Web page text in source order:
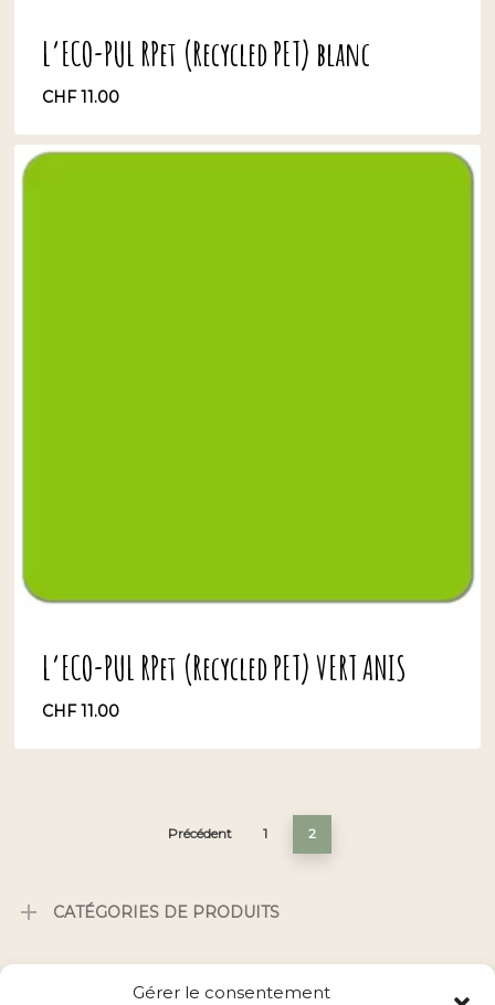
Gérer le consentement
L’ECO-PUL RPet (Recycled PET) blanc
CHF11.00
CHF11.00
L’ECO-PUL RPet (Recycled PET) VERT ANIS
CHF11.00
CHF11.00
Précédent 1 2
CATÉGORIES DE PRODUITS